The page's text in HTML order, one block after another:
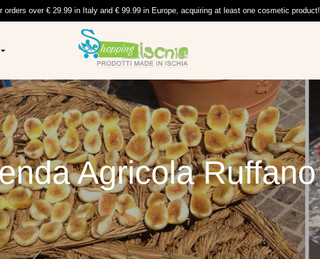
orders over € 29.99 in Italy and € 99.99 in Europe, acquiring at least one cosmetic product!
Agricola Ruffano